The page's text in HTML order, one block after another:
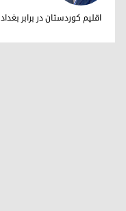
دکتر ابراهیم خالد
اقلیم کوردستان در برابر بغداد